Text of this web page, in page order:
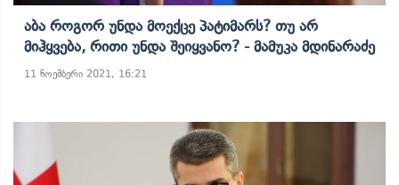
Აბა Როგორ Უნდა Მოექცე Პატიმარს? Თუ Არ
Მიჰყვება, Რითი Უნდა Შეიყვანო? - Მამუკა Მდინარაძე
11 ნოემბერი 2021, 16:21